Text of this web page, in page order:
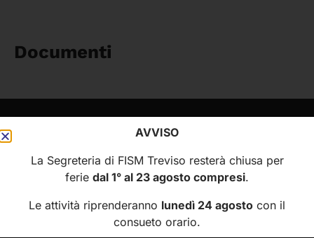
Documenti
Federazione Italiana
Scuole Materne
Via Tiziano Vecellio, 16
MENÙ
Home
Scuole infanzia e asili
nido
AVVISO
La Segreteria di FISM Treviso resterà chiusa per
ferie dal 1° al 23 agosto compresi.
Le attività riprenderanno lunedì 24 agosto con il
consueto orario.